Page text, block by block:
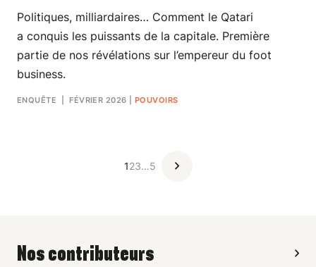
Politiques, milliardaires… Comment le Qatari
a conquis les puissants de la capitale. Première
partie de nos révélations sur l’empereur du foot
business.
ENQUÊTE | FÉVRIER 2026 POUVOIRS
123…5
Nos contributeurs